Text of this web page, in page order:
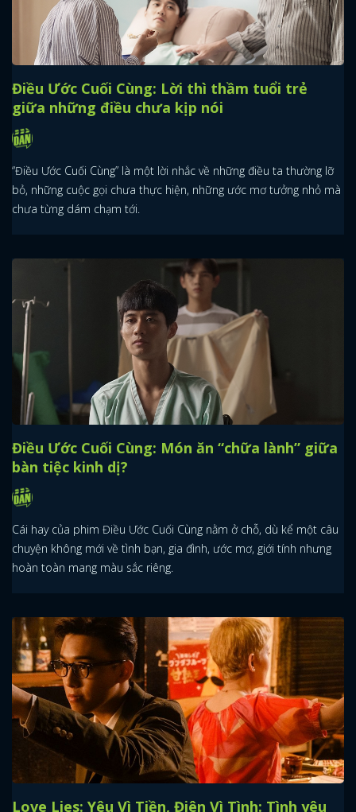
Điều Ước Cuối Cùng: Lời thì thầm tuổi trẻ
giữa những điều chưa kịp nói
“Điều Ước Cuối Cùng” là một lời nhắc về những điều ta thường lỡ
bỏ, những cuộc gọi chưa thực hiện, những ước mơ tưởng nhỏ mà
chưa từng dám chạm tới.
Điều Ước Cuối Cùng: Món ăn “chữa lành” giữa
bàn tiệc kinh dị?
Cái hay của phim Điều Ước Cuối Cùng nằm ở chỗ, dù kể một câu
chuyện không mới về tình bạn, gia đình, ước mơ, giới tính nhưng
hoàn toàn mang màu sắc riêng.
Love Lies: Yêu Vì Tiền, Điên Vì Tình: Tình yêu